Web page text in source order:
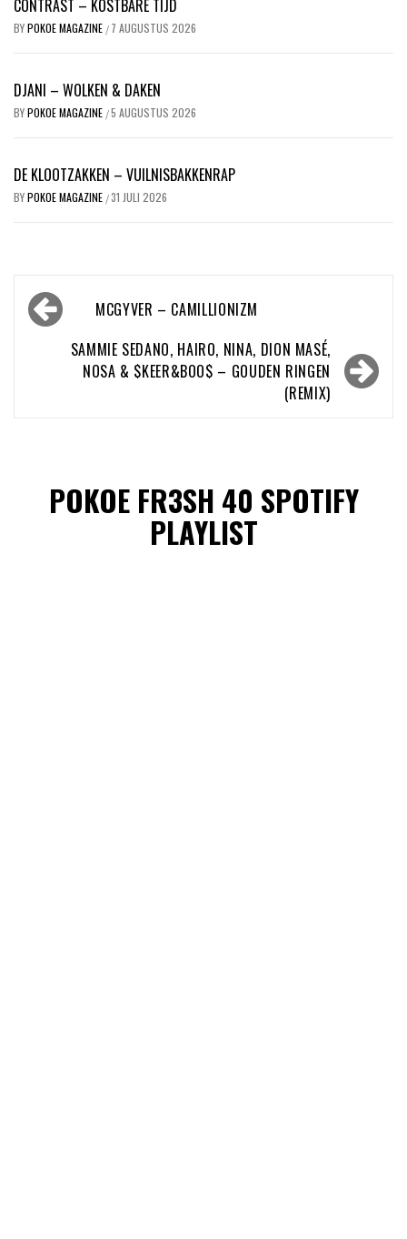
CONTRAST – KOSTBARE TIJD
BYPOKOE MAGAZINE / 7 AUGUSTUS 2026
DJANI – WOLKEN & DAKEN
BYPOKOE MAGAZINE /5 AUGUSTUS 2026
DE KLOOTZAKKEN – VUILNISBAKKENRAP
BYPOKOE MAGAZINE /31 JULI 2026
Bericht
navigatieMCGYVER – CAMILLIONIZM
SAMMIE SEDANO, HAIRO, NINA, DION MASÉ,
NOSA & $KEER&BOO$ – GOUDEN RINGEN
(REMIX)
POKOE FR3SH 40 SPOTIFY
PLAYLIST